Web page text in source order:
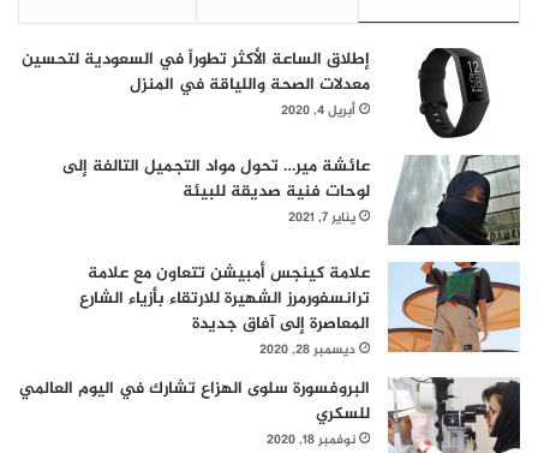
إطلاق الساعة الأكثر تطوراً في السعودية لتحسين
معدلات الصحة واللياقة في المنزل
أبريل 4, 2020
عائشة مير… تحول مواد التجميل التالفة إلى
لوحات فنية صديقة للبيئة
يناير 7, 2021
علامة كينجس أمبيشن تتعاون مع علامة
ترانسفورمرز الشهيرة للارتقاء بأزياء الشارع
المعاصرة إلى آفاق جديدة
ديسمبر 28, 2020
البروفسورة سلوى الهزاع تشارك في اليوم العالمي
للسكري
نوفمبر 18, 2020